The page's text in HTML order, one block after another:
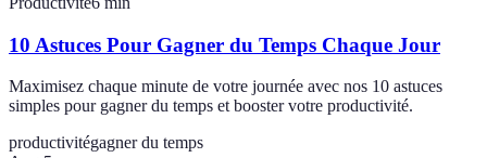
10 Astuces Pour Gagner du Temps Chaque Jour
Maximisez chaque minute de votre journée avec nos 10 astuces
simples pour gagner du temps et booster votre productivité.
productivitégagner du temps